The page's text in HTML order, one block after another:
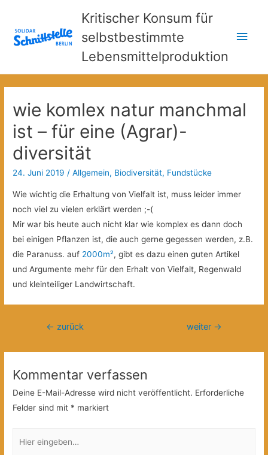
Kritischer Konsum für
selbstbestimmte
Lebensmittelproduktion
wie komlex natur manchmal
ist – für eine (Agrar)-
diversität
24. Juni 2019 /Allgemein, Biodiversität, Fundstücke
Wie wichtig die Erhaltung von Vielfalt ist, muss leider immer
noch viel zu vielen erklärt werden ;-(
Mir war bis heute auch nicht klar wie komplex es dann doch
bei einigen Pflanzen ist, die auch gerne gegessen werden, z.B.
die Paranuss. auf 2000m², gibt es dazu einen guten Artikel
und Argumente mehr für den Erhalt von Vielfalt, Regenwald
und kleinteiliger Landwirtschaft.
Beitragsnavigation
← zurück weiter →
Kommentar verfassen
Deine E-Mail-Adresse wird nicht veröffentlicht. Erforderliche
Felder sind mit * markiert
eingeben…